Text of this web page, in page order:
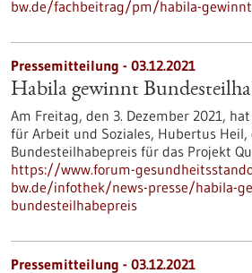
bw.de/fachbeitrag/pm/habila-
Pressemitteilung - 03.12.2021
Habila gewinnt
Am Freitag, den 3. Dezember 2021,
für Arbeit und Soziales, Hubertus Heil,
Bundesteilhabepreis für das Projekt
https://www.forum-
bw.de/infothek/news-presse/habila-
bundesteilhabepreis
Pressemitteilung - 03.12.2021